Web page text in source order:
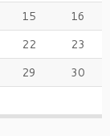
15
16
22
23
29
30